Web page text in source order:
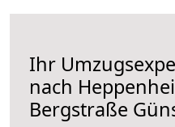
Ihr
nach
Bergstraße